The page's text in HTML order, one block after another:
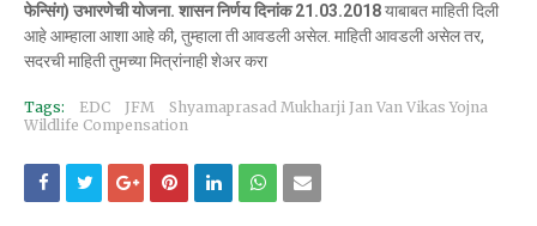
फेन्सिंग) उभारणेची योजना. शासन निर्णय दिनांक 21.03.2018याबाबत माहिती दिली
आहे आम्हाला आशा आहे की, तुम्हाला ती आवडली असेल. माहिती आवडली असेल तर,
सदरची माहिती तुमच्या मित्रांनाही शेअर करा
Tags: EDC JFM
Shyamaprasad Mukharji Jan Van Vikas Yojna
Wildlife Compensation